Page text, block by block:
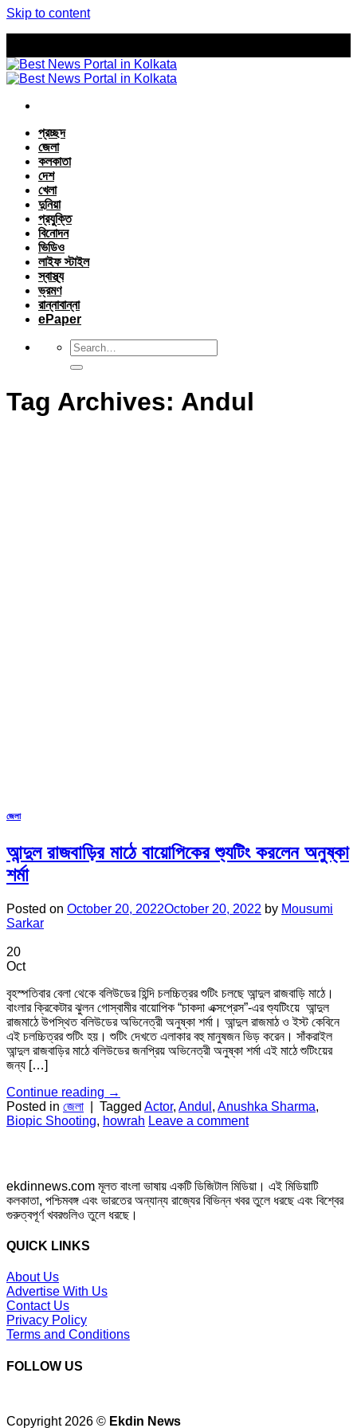
Skip to content
প্রচ্ছদ
জেলা
কলকাতা
দেশ
খেলা
দুনিয়া
প্রযুক্তি
বিনোদন
ভিডিও
লাইফ স্টাইল
স্বাস্থ্য
ভ্রমণ
রান্নাবান্না
ePaper
Tag Archives: Andul
জেলা
আন্দুল রাজবাড়ির মাঠে বায়োপিকের শ্যুটিং করলেন অনুষ্কা
শর্মা
Posted on October 20, 2022October 20, 2022 by Mousumi
Sarkar
20
Oct
বৃহস্পতিবার বেলা থেকে বলিউডের হিন্দি চলচ্চিত্রর শুটিং চলছে আন্দুল রাজবাড়ি মাঠে।
বাংলার ক্রিকেটার ঝুলন গোস্বামীর বায়োপিক “চাকদা এক্সপ্রেস”-এর শ্যুটিংয়ে আন্দুল
রাজমাঠে উপস্থিত বলিউডের অভিনেত্রী অনুষ্কা শর্মা। আন্দুল রাজমাঠ ও ইস্ট কেবিনে
এই চলচ্চিত্রর শুটিং হয়। শুটিং দেখতে এলাকার বহু মানুষজন ভিড় করেন। সাঁকরাইল
আন্দুল রাজবাড়ির মাঠে বলিউডের জনপ্রিয় অভিনেত্রী অনুষ্কা শর্মা এই মাঠে শুটিংয়ের
জন্য […]
Continue reading →
Posted in জেলা Tagged Actor, Andul , Anushka Sharma,
Biopic Shooting, howrah Leave a comment
ekdinnews.com মূলত বাংলা ভাষায় একটি ডিজিটাল মিডিয়া। এই মিডিয়াটি
কলকাতা, পশ্চিমবঙ্গ এবং ভারতের অন্যান্য রাজ্যের বিভিন্ন খবর তুলে ধরছে এবং বিশ্বের
গুরুত্বপূর্ণ খবরগুলিও তুলে ধরছে।
QUICK LINKS
About Us
Advertise With Us
Contact Us
Privacy Policy
Terms and Conditions
FOLLOW US
Copyright 2026 © Ekdin News